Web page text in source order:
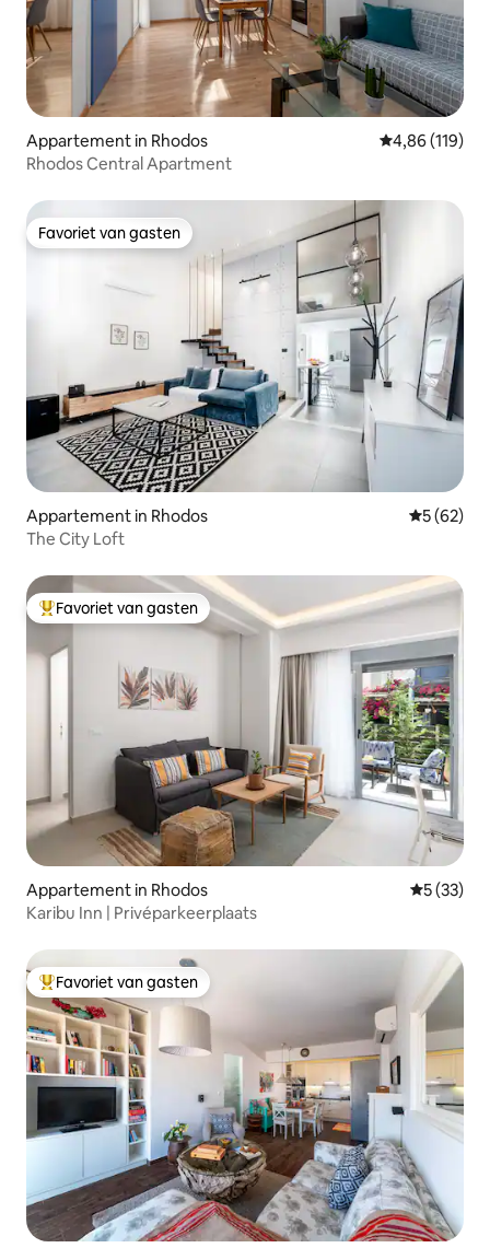
Appartement in Rhodos Gemiddelde
4,86 (119)
Rhodos Central Apartment
Favoriet van gasten
Favoriet van gasten
Appartement in Rhodos
5 (62)
The City Loft
Topfavoriet van gasten
Favoriet van gasten
Appartement in Rhodos
5 (33)
Karibu Inn | Privéparkeerplaats
Topfavoriet van gasten
Favoriet van gasten